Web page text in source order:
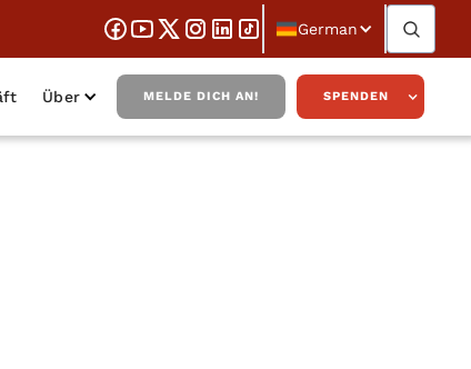
German
Über MELDE DICH AN! SPENDEN
über